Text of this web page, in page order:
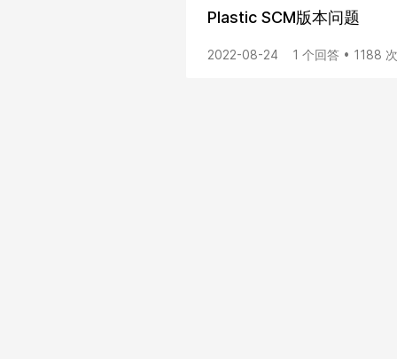
Plastic SCM版本问题
2022-08-24 1 个回答 • 1188